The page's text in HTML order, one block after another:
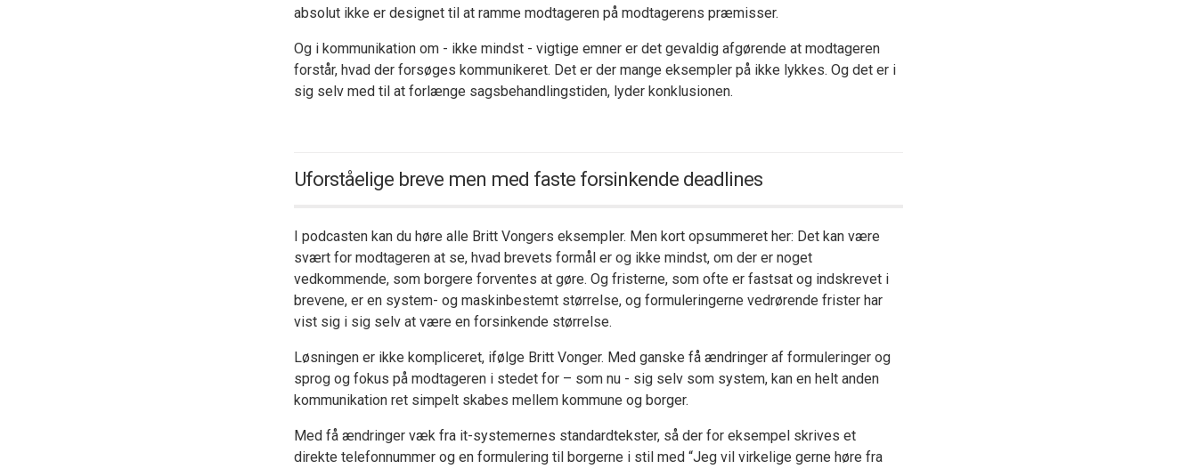
absolut ikke er designet til at ramme modtageren på modtagerens præmisser.
Og i kommunikation om - ikke mindst - vigtige emner er det gevaldig afgørende at modtageren
forstår, hvad der forsøges kommunikeret. Det er der mange eksempler på ikke lykkes. Og det er i
sig selv med til at forlænge sagsbehandlingstiden, lyder konklusionen.
Uforståelige breve men med faste forsinkende deadlines
I podcasten kan du høre alle Britt Vongers eksempler. Men kort opsummeret her: Det kan være
svært for modtageren at se, hvad brevets formål er og ikke mindst, om der er noget
vedkommende, som borgere forventes at gøre. Og fristerne, som ofte er fastsat og indskrevet i
brevene, er en system- og maskinbestemt størrelse, og formuleringerne vedrørende frister har
vist sig i sig selv at være en forsinkende størrelse.
Løsningen er ikke kompliceret, ifølge Britt Vonger. Med ganske få ændringer af formuleringer og
sprog og fokus på modtageren i stedet for – som nu - sig selv som system, kan en helt anden
kommunikation ret simpelt skabes mellem kommune og borger.
Med få ændringer væk fra it-systemernes standardtekster, så der for eksempel skrives et
direkte telefonnummer og en formulering til borgerne i stil med “Jeg vil virkelige gerne høre fra